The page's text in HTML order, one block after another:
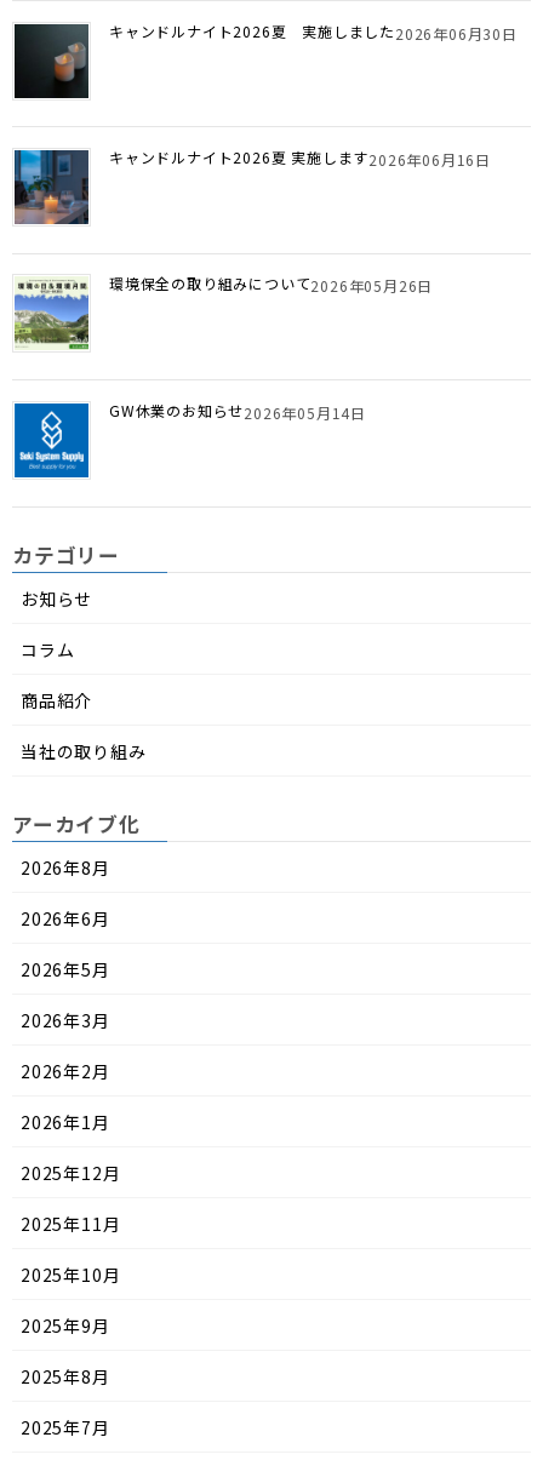
キャンドルナイト2026夏 実施しました2026年06月30日
キャンドルナイト2026夏 実施します2026年06月16日
環境保全の取り組みについて2026年05月26日
GW休業のお知らせ2026年05月14日
カテゴリー
お知らせ
コラム
商品紹介
当社の取り組み
アーカイブ化
2026年8月
2026年6月
2026年5月
2026年3月
2026年2月
2026年1月
2025年12月
2025年11月
2025年10月
2025年9月
2025年8月
2025年7月